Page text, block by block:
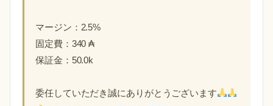
マージン：2.5%
固定費：340 ₳
保証金：50.0k
委任していただき誠にありがとうございます